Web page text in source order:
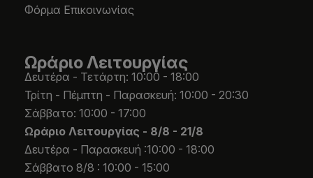
Φόρμα Επικοινωνίας
Ωράριο Λειτουργίας
Δευτέρα - Τετάρτη: 10:00 - 18:00
Τρίτη - Πέμπτη - Παρασκευή: 10:00 - 20:30
Σάββατο: 10:00 - 17:00
Ωράριο Λειτουργίας - 8/8 - 21/8
Δευτέρα - Παρασκευή :10:00 - 18:00
Σάββατο 8/8 : 10:00 - 15:00